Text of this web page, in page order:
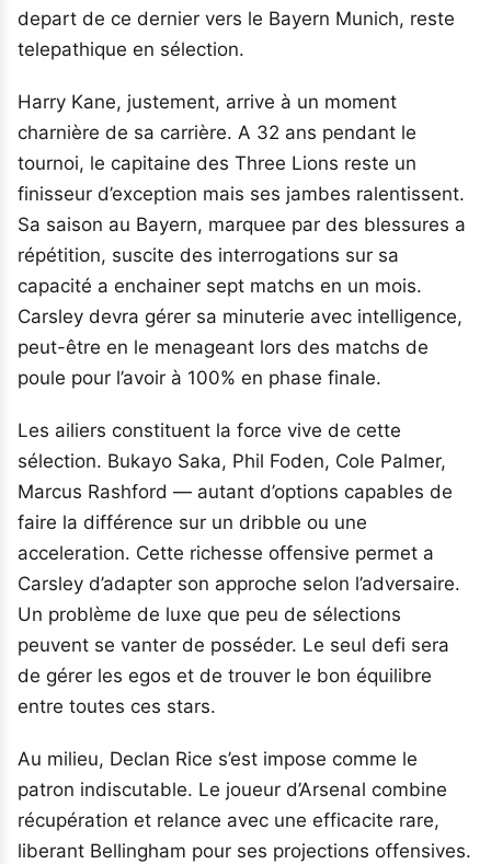
depart de ce dernier vers le Bayern Munich, reste
telepathique en sélection.
Harry Kane, justement, arrive à un moment
charnière de sa carrière. A 32 ans pendant le
tournoi, le capitaine des Three Lions reste un
finisseur d’exception mais ses jambes ralentissent.
Sa saison au Bayern, marquee par des blessures a
répétition, suscite des interrogations sur sa
capacité a enchainer sept matchs en un mois.
Carsley devra gérer sa minuterie avec intelligence,
peut-être en le menageant lors des matchs de
poule pour l’avoir à 100% en phase finale.
Les ailiers constituent la force vive de cette
sélection. Bukayo Saka, Phil Foden, Cole Palmer,
Marcus Rashford — autant d’options capables de
faire la différence sur un dribble ou une
acceleration. Cette richesse offensive permet a
Carsley d’adapter son approche selon l’adversaire.
Un problème de luxe que peu de sélections
peuvent se vanter de posséder. Le seul defi sera
de gérer les egos et de trouver le bon équilibre
entre toutes ces stars.
Au milieu, Declan Rice s’est impose comme le
patron indiscutable. Le joueur d’Arsenal combine
récupération et relance avec une efficacite rare,
liberant Bellingham pour ses projections offensives.